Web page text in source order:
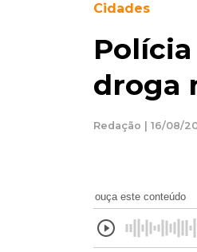
Cidades
droga
Redação | 16/08/
ouça este conteúdo